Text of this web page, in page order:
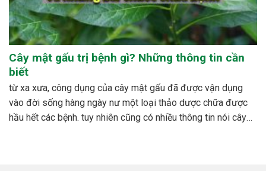
Cây mật gấu trị bệnh gì? Những thông tin cần
biết
từ xa xưa, công dụng của cây mật gấu đã được vận dụng
vào đời sống hàng ngày nư một loại thảo dược chữa được
hầu hết các bệnh. tuy nhiên cũng có nhiều thông tin nói cây